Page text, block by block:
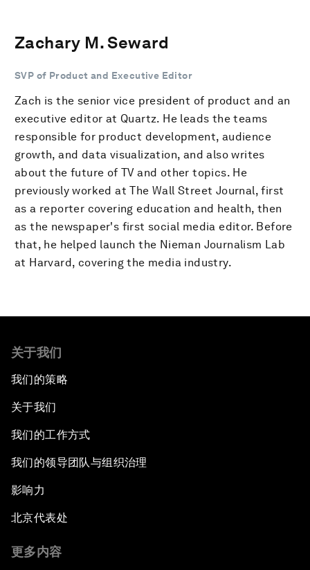
Zachary M. Seward
SVP of Product and Executive Editor
Zach is the senior vice president of product and an
executive editor at Quartz. He leads the teams
responsible for product development, audience
growth, and data visualization, and also writes
about the future of TV and other topics. He
previously worked at The Wall Street Journal, first
as a reporter covering education and health, then
as the newspaper's first social media editor. Before
that, he helped launch the Nieman Journalism Lab
at Harvard, covering the media industry.
关于我们
我们的策略
关于我们
我们的工作方式
我们的领导团队与组织治理
影响力
北京代表处
更多内容